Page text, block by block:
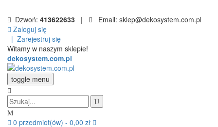
Dzwoń: 413622633 |
Email: sklep@dekosystem.com.pl
Zaloguj się
| Zarejestruj się
Witamy w naszym sklepie!
dekosystem.com.pl
toggle menu
0 przedmiot(ów) - 0,00 zł